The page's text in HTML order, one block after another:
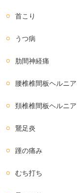
首こり
うつ病
肋間神経痛
腰椎椎間板ヘルニア
頚椎椎間板ヘルニア
鵞足炎
踵の痛み
むち打ち